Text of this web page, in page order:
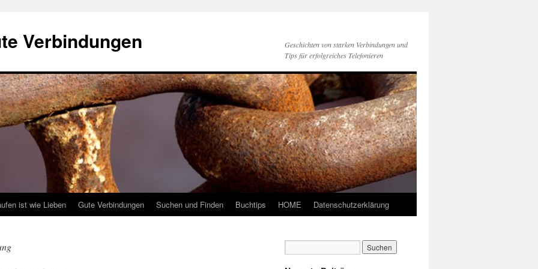
Verbindungen
Geschichten von starken Verbindungen und
Tips für erfolgreiches Telefonieren
ist wie Lieben Gute Verbindungen Suchen und Finden Buchtips HOME Datenschutzerklärung